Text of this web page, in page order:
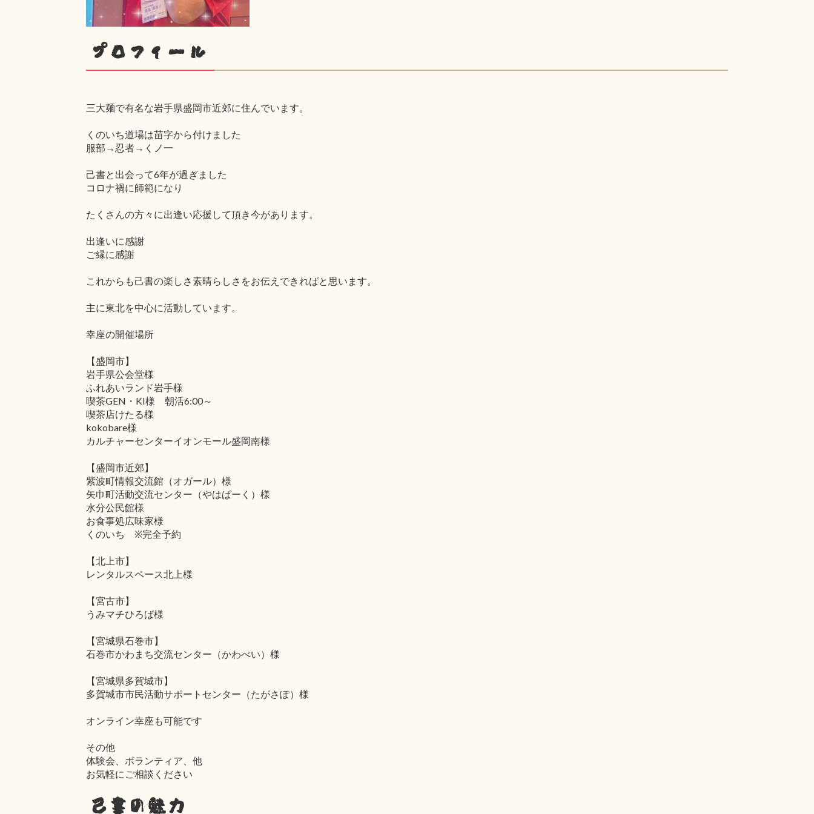
プロフィール
三大麺で有名な岩手県盛岡市近郊に住んでいます。
くのいち道場は苗字から付けました
服部→忍者→くノ一
己書と出会って6年が過ぎました
コロナ禍に師範になり
たくさんの方々に出逢い応援して頂き今があります。
出逢いに感謝
ご縁に感謝
これからも己書の楽しさ素晴らしさをお伝えできればと思います。
主に東北を中心に活動しています。
幸座の開催場所
【盛岡市】
岩手県公会堂様
ふれあいランド岩手様
喫茶GEN・KI様 朝活6:00～
喫茶店けたる様
kokobare様
カルチャーセンターイオンモール盛岡南様
【盛岡市近郊】
紫波町情報交流館（オガール）様
矢巾町活動交流センター（やはぱーく）様
水分公民館様
お食事処広味家様
くのいち ※完全予約
【北上市】
レンタルスペース北上様
【宮古市】
うみマチひろば様
【宮城県石巻市】
石巻市かわまち交流センター（かわべい）様
【宮城県多賀城市】
多賀城市市民活動サポートセンター（たがさぽ）様
オンライン幸座も可能です
その他
体験会、ボランティア、他
お気軽にご相談ください
己書の魅力